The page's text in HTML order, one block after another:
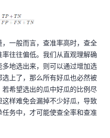
一般而言，查准率高时，查全
往往偏低。我们从直观理解确
地选出来，则可以通过增加选
上了，那么所有好瓜也必然被
希望选出的瓜中好瓜的比例尽
样难免会漏掉不少好瓜，导致
务中，才可能使查全率和查准